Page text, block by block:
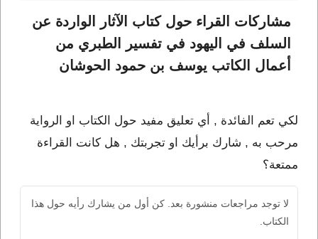
مشاركات القراء حول كتاب الآثار الواردة عن
السلف في اليهود في تفسير الطبري من
أعمال الكاتب يوسف بن حمود الحوشان
لكي تعم الفائدة , أي تعليق مفيد حول الكتاب او الرواية
مرحب به , شارك برأيك او تجربتك , هل كانت القراءة
ممتعة؟
لا توجد مراجعات منشورة بعد. كن أول من يشارك رأيه حول هذا
الكتاب.